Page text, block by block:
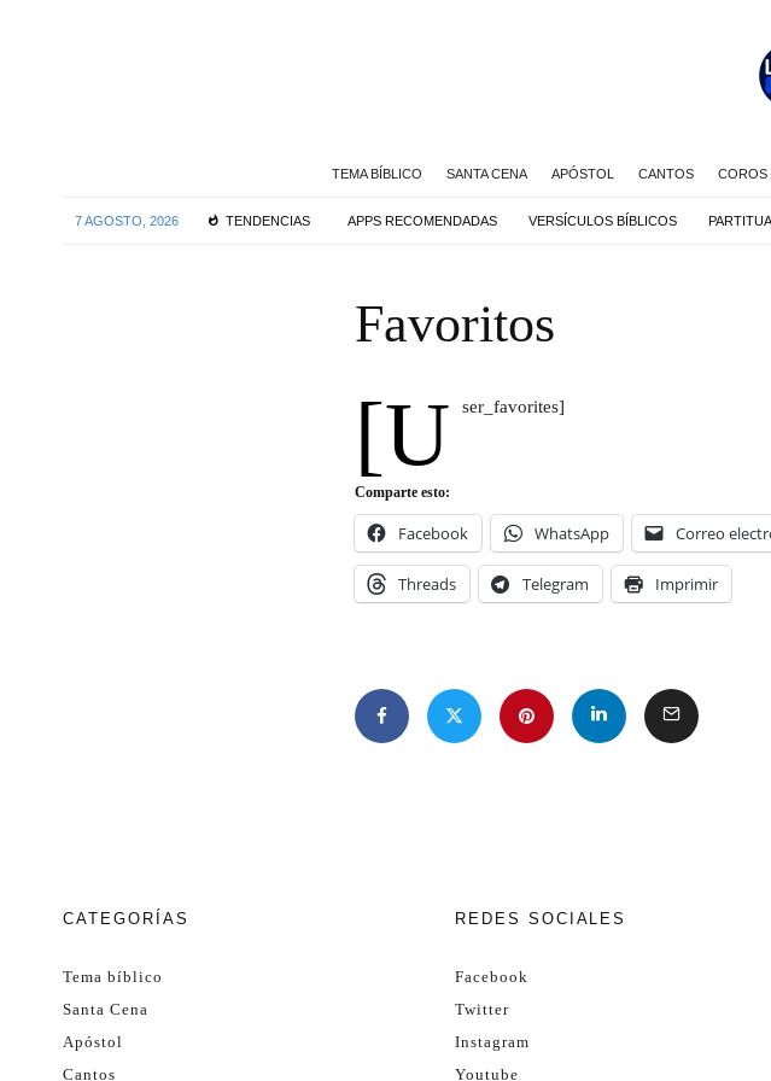
TEMA BÍBLICO SANTA CENA APÓSTOL CANTOS COROS
7 AGOSTO, 2026 TENDENCIAS APPS RECOMENDADAS VERSÍCULOS BÍBLICOS
Favoritos
[u ser_favorites]
Comparte esto:
Facebook WhatsApp Correo
Threads Telegram Imprimir
CATEGORÍAS
Tema bíblico
Santa Cena
Apóstol
Cantos
REDES SOCIALES
Facebook
Twitter
Instagram
Youtube